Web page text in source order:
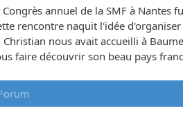
annuel de la SMF à
rencontre naquit l'idée
Christian nous avait accueilli à
faire découvrir son beau pays